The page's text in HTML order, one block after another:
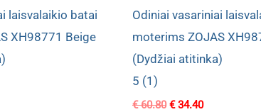
laisvalaikio batai
XH98771 Beige
Odiniai vasariniai
moterims ZOJAS
(Dydžiai atitinka)
5 (1)
€60.80 Original
€34.40Current